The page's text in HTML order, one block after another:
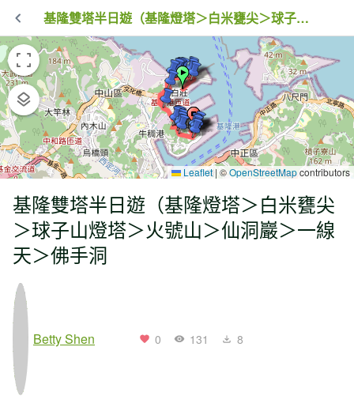
基隆雙塔半日遊（基隆燈塔＞白米甕尖＞球子山燈塔＞火號山＞仙洞巖＞一線天＞佛手洞
Leaflet | ©OpenStreetMapcontributors
基隆雙塔半日遊（基隆燈塔＞白米甕尖
＞球子山燈塔＞火號山＞仙洞巖＞一線
天＞佛手洞
Betty Shen 0 131 8